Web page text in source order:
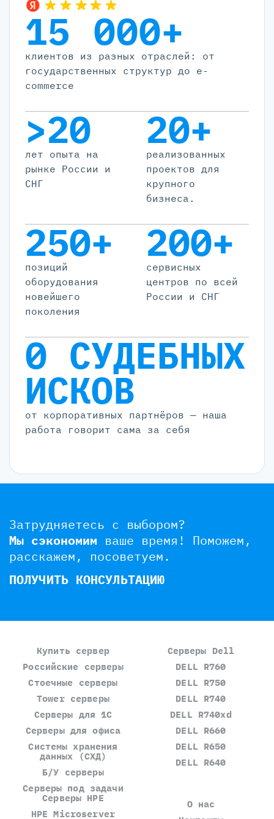
15 000+
клиентов из разных отраслей: от
государственных структур до e-
commerce
>20
лет опыта на
рынке России и
СНГ
20+
реализованных
проектов для
крупного
бизнеса.
250+
позиций
оборудования
новейшего
поколения
200+
cервисных
центров по всей
России и СНГ
0 СУДЕБНЫХ
ИСКОВ
от корпоративных партнёров — наша
работа говорит сама за себя
Затрудняетесь с выбором?
Мы сэкономим ваше время! Поможем,
расскажем, посоветуем.
ПОЛУЧИТЬ КОНСУЛЬТАЦИЮ
Купить сервер
Российские серверы
Стоечные серверы
Tower серверы
Серверы для 1С
Серверы для офиса
Системы хранения
данных (СХД)
Б/У серверы
Серверы под задачи
Серверы Dell
DELL R760
DELL R750
DELL R740
DELL R740xd
DELL R660
DELL R650
DELL R640
Серверы HPE
HPE Microserver
О нас